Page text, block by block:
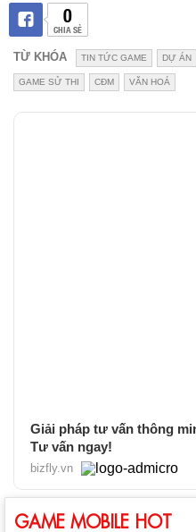
0
CHIA SẺ
TỪ KHÓA TIN TỨC GAME DỰ ÁN
GAME SỬ THI CĐM VĂN HOÁ
Giải pháp tư vấn thông
Tư vấn ngay!
bizfly.vn
GAME MOBILE HOT